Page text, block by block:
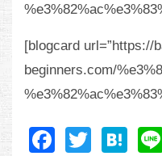
[blogcard url=”https://
beginners.com/